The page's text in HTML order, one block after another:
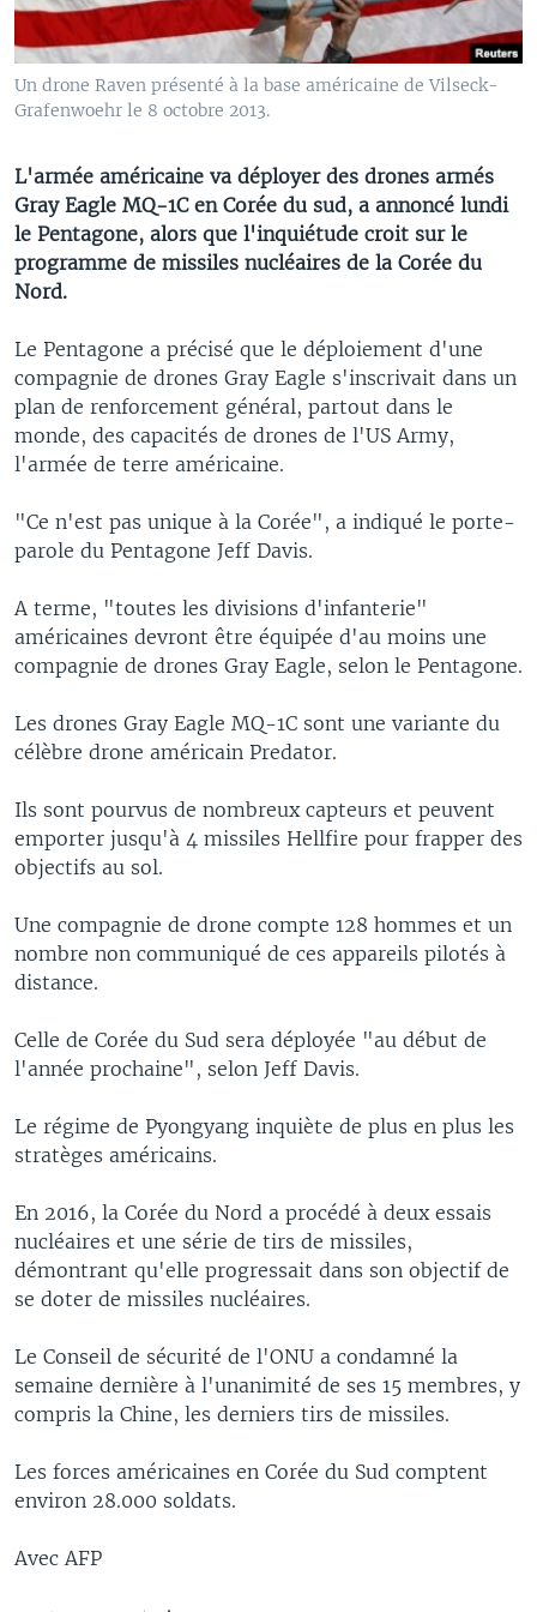
Un drone Raven présenté à la base américaine de Vilseck-
Grafenwoehr le 8 octobre 2013.
L'armée américaine va déployer des drones armés
Gray Eagle MQ-1C en Corée du sud, a annoncé lundi
le Pentagone, alors que l'inquiétude croit sur le
programme de missiles nucléaires de la Corée du
Nord.
Le Pentagone a précisé que le déploiement d'une
compagnie de drones Gray Eagle s'inscrivait dans un
plan de renforcement général, partout dans le
monde, des capacités de drones de l'US Army,
l'armée de terre américaine.
"Ce n'est pas unique à la Corée", a indiqué le porte-
parole du Pentagone Jeff Davis.
A terme, "toutes les divisions d'infanterie"
américaines devront être équipée d'au moins une
compagnie de drones Gray Eagle, selon le Pentagone.
Les drones Gray Eagle MQ-1C sont une variante du
célèbre drone américain Predator.
Ils sont pourvus de nombreux capteurs et peuvent
emporter jusqu'à 4 missiles Hellfire pour frapper des
objectifs au sol.
Une compagnie de drone compte 128 hommes et un
nombre non communiqué de ces appareils pilotés à
distance.
Celle de Corée du Sud sera déployée "au début de
l'année prochaine", selon Jeff Davis.
Le régime de Pyongyang inquiète de plus en plus les
stratèges américains.
En 2016, la Corée du Nord a procédé à deux essais
nucléaires et une série de tirs de missiles,
démontrant qu'elle progressait dans son objectif de
se doter de missiles nucléaires.
Le Conseil de sécurité de l'ONU a condamné la
semaine dernière à l'unanimité de ses 15 membres, y
compris la Chine, les derniers tirs de missiles.
Les forces américaines en Corée du Sud comptent
environ 28.000 soldats.
Avec AFP